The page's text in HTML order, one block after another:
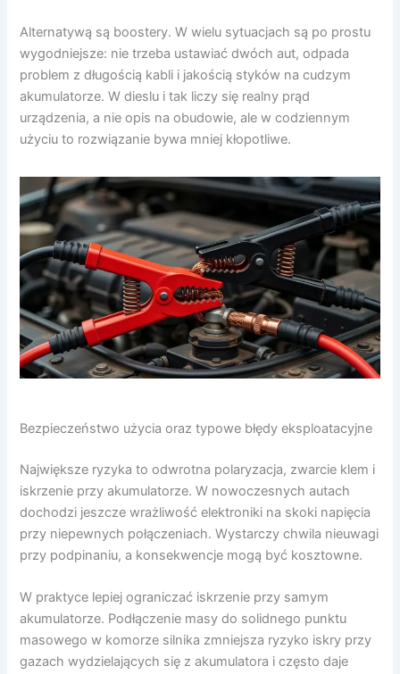
Alternatywą są boostery. W wielu sytuacjach są po prostu
wygodniejsze: nie trzeba ustawiać dwóch aut, odpada
problem z długością kabli i jakością styków na cudzym
akumulatorze. W dieslu i tak liczy się realny prąd
urządzenia, a nie opis na obudowie, ale w codziennym
użyciu to rozwiązanie bywa mniej kłopotliwe.
Bezpieczeństwo użycia oraz typowe błędy eksploatacyjne
Największe ryzyka to odwrotna polaryzacja, zwarcie klem i
iskrzenie przy akumulatorze. W nowoczesnych autach
dochodzi jeszcze wrażliwość elektroniki na skoki napięcia
przy niepewnych połączeniach. Wystarczy chwila nieuwagi
przy podpinaniu, a konsekwencje mogą być kosztowne.
W praktyce lepiej ograniczać iskrzenie przy samym
akumulatorze. Podłączenie masy do solidnego punktu
masowego w komorze silnika zmniejsza ryzyko iskry przy
gazach wydzielających się z akumulatora i często daje